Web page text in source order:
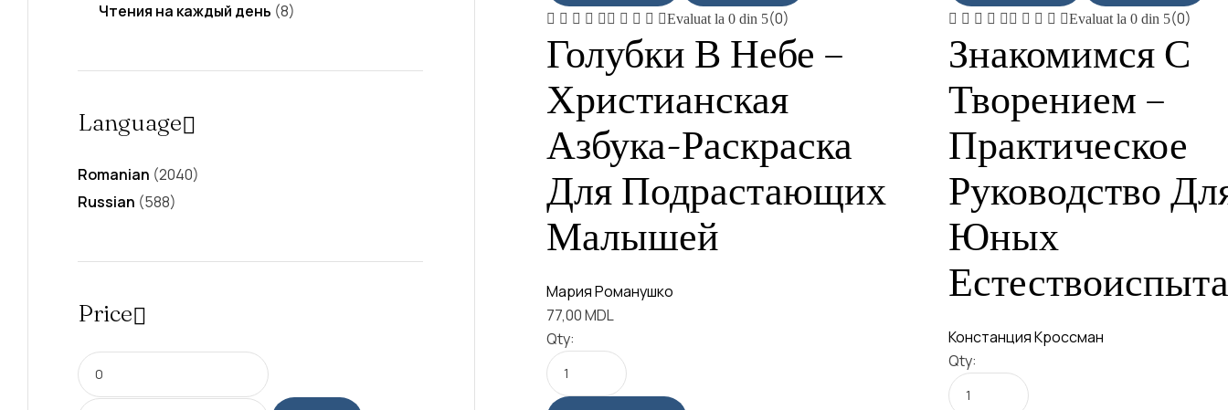
Evaluat la 0 din 5(0)
Голубки В Небе –
Христианская
Азбука-Раскраска
Для Подрастающих
Малышей
Мария Романушко
77,00MDL
Qty:
Evaluat la 0 din 5(0)
Знакомимся С
Творением –
Практическое
Руководство
Юных
Констанция Кроссман
Qty:
Чтения на каждый день (8)
Language
Romanian (2040)
Russian (588)
Price